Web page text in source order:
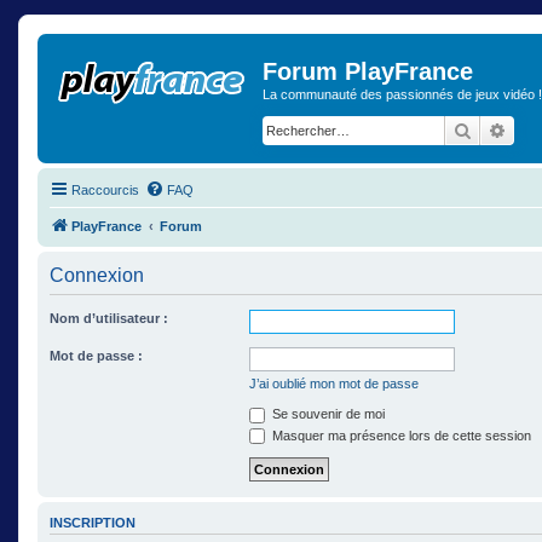
Forum PlayFrance
La communauté des passionnés de jeux vidéo !
Raccourcis FAQ
PlayFrance Forum
Connexion
Nom d’utilisateur :
Mot de passe :
J’ai oublié mon mot de passe
Se souvenir de moi
Masquer ma présence lors de cette session
INSCRIPTION